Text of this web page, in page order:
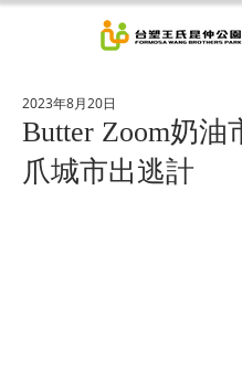
Butter Zoom奶油
爪城市出逃計
2023年8月20日